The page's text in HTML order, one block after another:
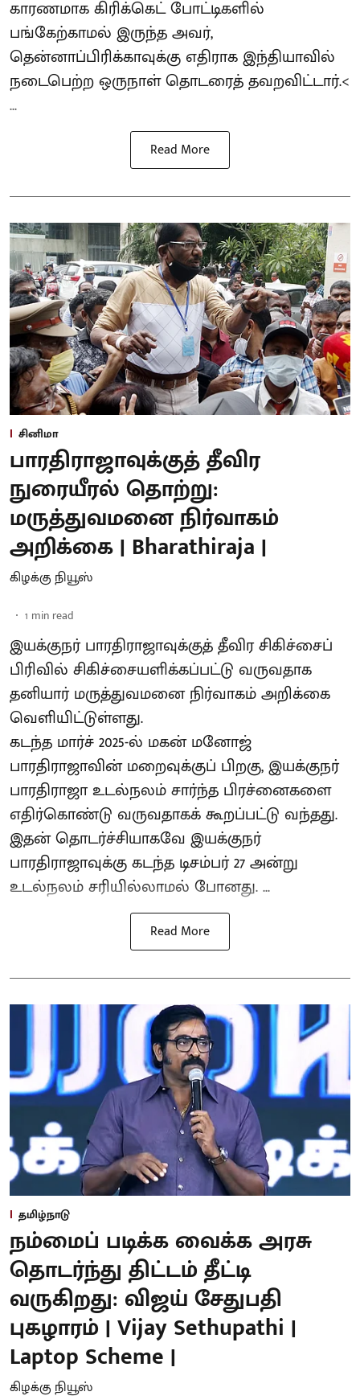
காரணமாக கிரிக்கெட் போட்டிகளில்
பங்கேற்காமல் இருந்த அவர்,
தென்னாப்பிரிக்காவுக்கு எதிராக இந்தியாவில்
நடைபெற்ற ஒருநாள் தொடரைத் தவறவிட்டார்.<
...
Read More
சினிமா
பாரதிராஜாவுக்குத் தீவிர
நுரையீரல் தொற்று:
மருத்துவமனை நிர்வாகம்
அறிக்கை | Bharathiraja |
கிழக்கு நியூஸ்
1 min read
இயக்குநர் பாரதிராஜாவுக்குத் தீவிர சிகிச்சைப்
பிரிவில் சிகிச்சையளிக்கப்பட்டு வருவதாக
தனியார் மருத்துவமனை நிர்வாகம் அறிக்கை
வெளியிட்டுள்ளது.
கடந்த மார்ச் 2025-ல் மகன் மனோஜ்
பாரதிராஜாவின் மறைவுக்குப் பிறகு, இயக்குநர்
பாரதிராஜா உடல்நலம் சார்ந்த பிரச்னைகளை
எதிர்கொண்டு வருவதாகக் கூறப்பட்டு வந்தது.
இதன் தொடர்ச்சியாகவே இயக்குநர்
பாரதிராஜாவுக்கு கடந்த டிசம்பர் 27 அன்று
உடல்நலம் சரியில்லாமல் போனது. ...
Read More
தமிழ்நாடு
நம்மைப் படிக்க வைக்க அரசு
தொடர்ந்து திட்டம் தீட்டி
வருகிறது: விஜய் சேதுபதி
புகழாரம் | Vijay Sethupathi |
Laptop Scheme |
கிழக்கு நியூஸ்